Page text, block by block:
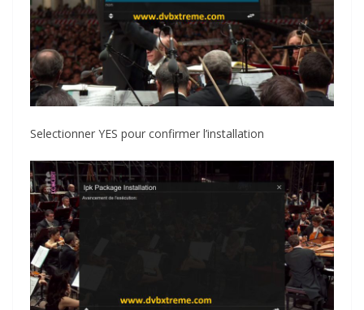
Selectionner YES pour confirmer l’installation